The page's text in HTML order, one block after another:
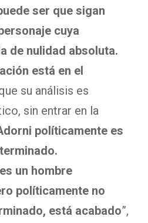
ser que sigan
cuya
de nulidad absoluta.
está en el
su análisis es
sin entrar en la
políticamente es
un hombre
políticamente no
está acabado”,